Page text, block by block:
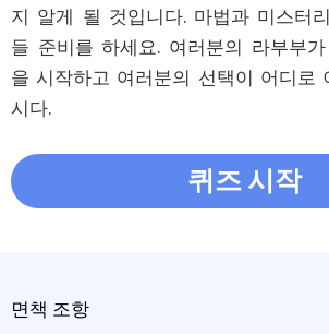
지 알게 될 것입니다. 마법과 미스터
들 준비를 하세요. 여러분의 라부부
을 시작하고 여러분의 선택이 어디로
시다.
퀴즈 시작
면책 조항